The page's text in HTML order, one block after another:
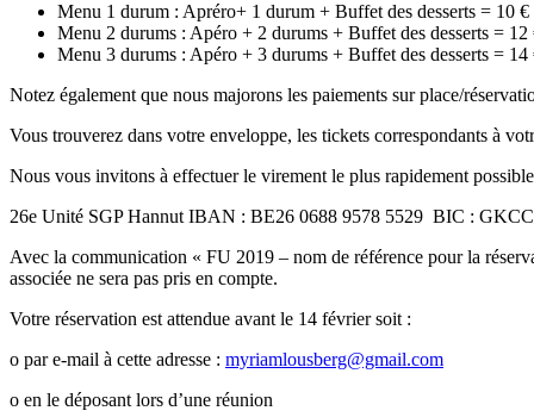
Menu 1 durum : Apréro+ 1 durum + Buffet des desserts = 10 €
Menu 2 durums : Apéro + 2 durums + Buffet des desserts = 12
Menu 3 durums : Apéro + 3 durums + Buffet des desserts = 14
Notez également que nous majorons les paiements sur place/
Vous trouverez dans votre enveloppe, les tickets correspondants à
Nous vous invitons à effectuer le virement le plus rapidement
26e Unité SGP Hannut IBAN : BE26 0688 9578 5529 BIC :
Avec la communication « FU 2019 – nom de référence pour la
associée ne sera pas pris en compte.
Votre réservation est attendue avant le 14 février soit :
o par e-mail à cette adresse : myriamlousberg@gmail.com
o en le déposant lors d’une réunion